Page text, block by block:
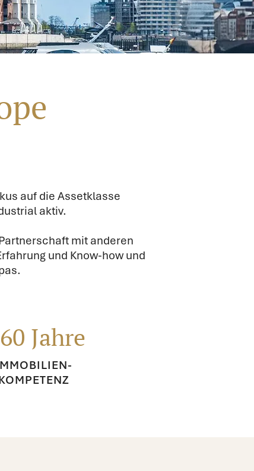
auf die Assetklasse
aktiv.
mit anderen
und Know-how und
Jahre